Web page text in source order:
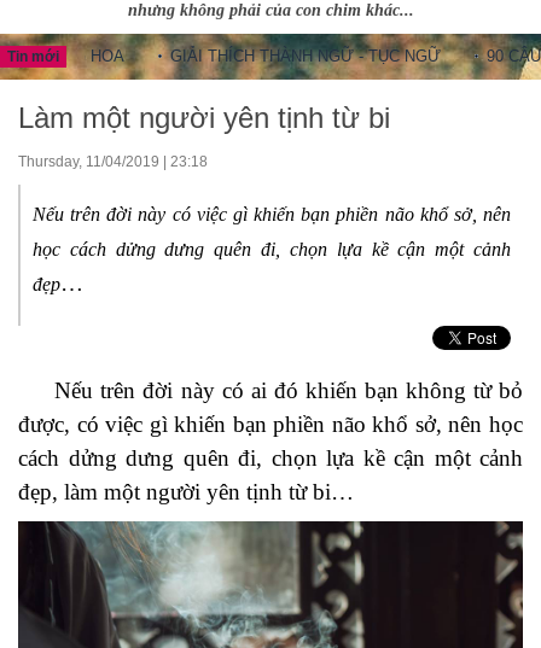
nhưng không phải của con chim khác...
Tin mới
HOA GIẢI THÍCH THÀNH NGỮ - TỤC NGỮ 90 CÂU
Làm một người yên tịnh từ bi
Thursday, 11/04/2019 | 23:18
Nếu trên đời này có việc gì khiến bạn phiền não khổ sở, nên
học cách dửng dưng quên đi, chọn lựa kề cận một cảnh
đẹp…
Nếu trên đời này có ai đó khiến bạn không từ bỏ
được, có việc gì khiến bạn phiền não khổ sở, nên học
cách dửng dưng quên đi, chọn lựa kề cận một cảnh
đẹp, làm một người yên tịnh từ bi…